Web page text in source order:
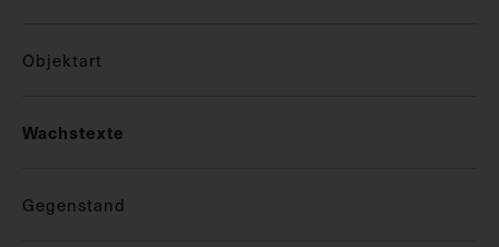
Objektart
Wachstexte
Gegenstand